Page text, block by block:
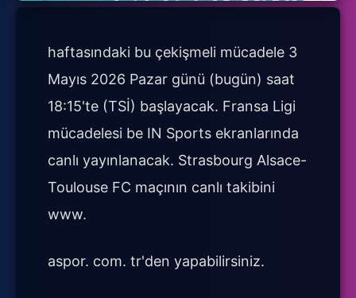
haftasındaki bu çekişmeli mücadele 3
Mayıs 2026 Pazar günü (bugün) saat
18:15'te (TSİ) başlayacak. Fransa Ligi
mücadelesi be IN Sports ekranlarında
canlı yayınlanacak. Strasbourg Alsace-
Toulouse FC maçının canlı takibini
www.
aspor. com. tr'den yapabilirsiniz.